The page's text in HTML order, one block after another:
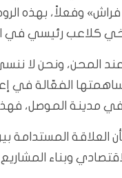
وفعلاً، بهذه
كلاعب رئيسي في
المحن، ونحن لا
الفعّالة في
في مدينة الموصل،
العلاقة
وبناء